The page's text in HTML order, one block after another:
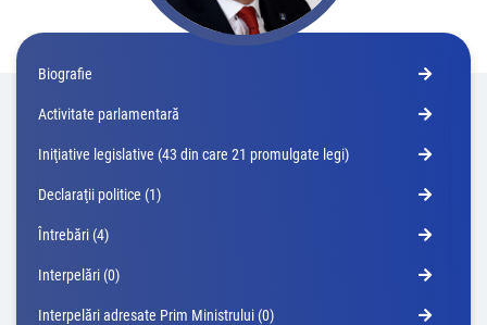
Biografie
Activitate parlamentară
Iniţiative legislative (43 din care 21 promulgate legi)
Declaraţii politice (1)
Întrebări (4)
Interpelări (0)
Interpelări adresate Prim Ministrului (0)